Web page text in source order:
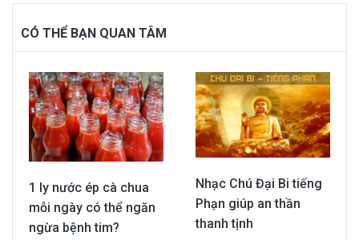
CÓ THỂ BẠN QUAN TÂM
1 ly nước ép cà chua
mỗi ngày có thể ngăn
ngừa bệnh tim?
Nhạc Chú Đại Bi tiếng
Phạn giúp an thần
thanh tịnh